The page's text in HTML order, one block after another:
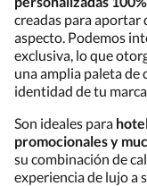
creadas para aportar
aspecto. Podemos
exclusiva, lo que
una amplia paleta de
identidad de tu
Son ideales para
promocionales y
su combinación de
experiencia de lujo a